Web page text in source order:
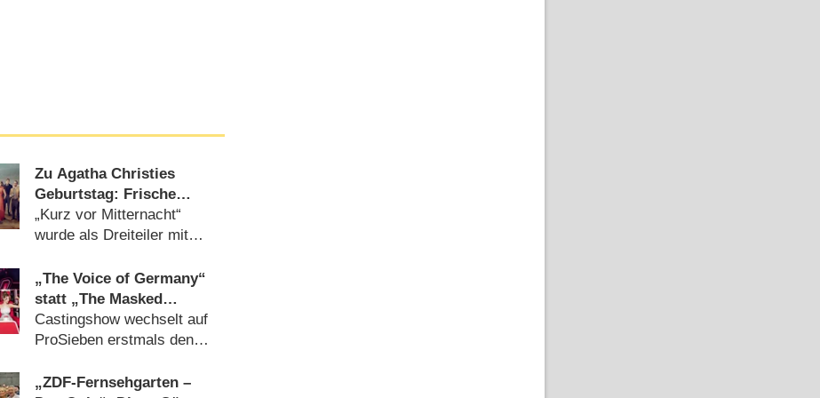
Zu Agatha Christies
Geburtstag: Frische
Romanadaption feiert
Deutschlandpremiere
„Kurz vor Mitternacht“
wurde als Dreiteiler mit
Matthew Rhys adaptiert
(17.07.2026)
„The Voice of Germany“
statt „The Masked
Singer“ am
Samstagabend
Castingshow wechselt auf
ProSieben erstmals den
„ZDF-Fernsehgarten –